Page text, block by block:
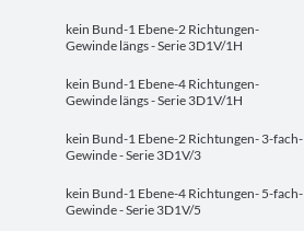
kein Bund-1 Ebene-2 Richtungen-
Gewinde längs - Serie 3D1V/1H
kein Bund-1 Ebene-4 Richtungen-
Gewinde längs - Serie 3D1V/1H
kein Bund-1 Ebene-2 Richtungen- 3-fach-
Gewinde - Serie 3D1V/3
kein Bund-1 Ebene-4 Richtungen- 5-fach-
Gewinde - Serie 3D1V/5